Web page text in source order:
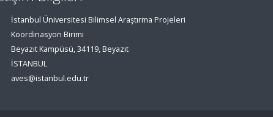
İstanbul Üniversitesi Bilimsel Araştırma Projeleri
Koordinasyon Birimi
Beyazıt Kampüsü, 34119, Beyazıt
İSTANBUL
aves@istanbul.edu.tr